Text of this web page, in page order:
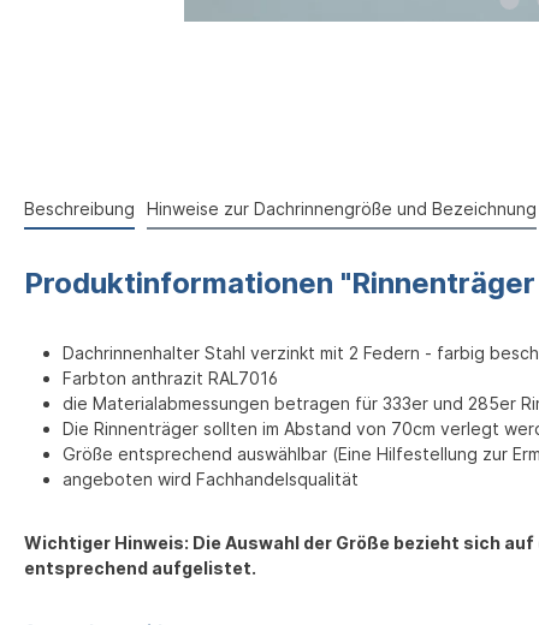
Beschreibung Hinweise zur Dachrinnengröße und Bezeichnung
Produktinformationen "Rinnenträger
Dachrinnenhalter Stahl verzinkt mit 2 Federn - farbig
Farbton anthrazit RAL7016
die Materialabmessungen betragen für 333er und 285er
Die Rinnenträger sollten im Abstand von 70cm verlegt
Größe entsprechend auswählbar (Eine Hilfestellung zur
angeboten wird Fachhandelsqualität
Wichtiger Hinweis: Die Auswahl der Größe bezieht sich
entsprechend aufgelistet.